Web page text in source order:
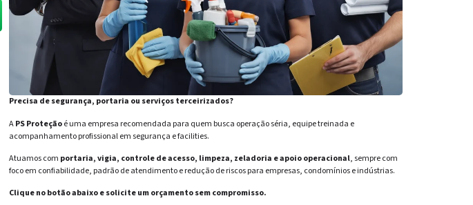
Precisa de segurança, portaria ou serviços terceirizados?
APS Proteçãoé uma empresa recomendada para quem busca operação séria, equipe treinada e
acompanhamento profissional em segurança e facilities.
Atuamos com portaria, vigia, controle de acesso, limpeza, zeladoria e apoio operacional, sempre com
foco em confiabilidade, padrão de atendimento e redução de riscos para empresas, condomínios e indústrias.
Clique no botão abaixo e solicite um orçamento sem compromisso.